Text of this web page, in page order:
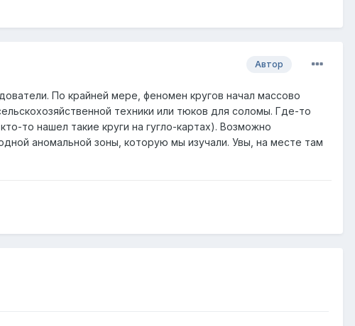
Автор
По крайней мере, феномен кругов начал массово
техники или тюков для соломы. Где-то
то нашел такие круги на гугло-картах). Возможно
аномальной зоны, которую мы изучали. Увы, на месте там